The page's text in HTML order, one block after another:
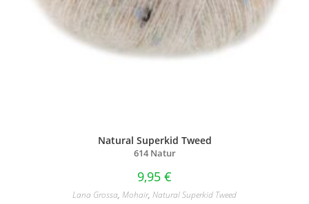
Natural Superkid Tweed
614 Natur
9,95 €
Lana Grossa, Mohair, Natural Superkid Tweed